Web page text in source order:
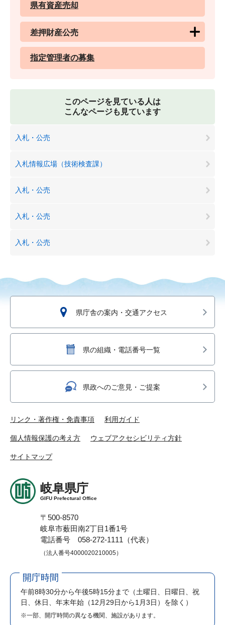
県有資産売却
差押財産公売
指定管理者の募集
このページを見ている人は
こんなページも見ています
入札・公売
入札情報広場（技術検査課）
入札・公売
入札・公売
入札・公売
県庁舎の案内・交通アクセス
県の組織・電話番号一覧
県政へのご意見・ご提案
リンク・著作権・免責事項 利用ガイド
個人情報保護の考え方 ウェブアクセシビリティ方針
サイトマップ
岐阜県庁
GIFU Prefectural Office
〒500-8570
岐阜市薮田南2丁目1番1号
電話番号 058-272-1111（代表）
（法人番号4000020210005）
開庁時間
午前8時30分から午後5時15分まで （土曜日、日曜日、祝
日、休日、年末年始（12月29日から1月3日）を除く）
※一部、開庁時間の異なる機関、施設があります。